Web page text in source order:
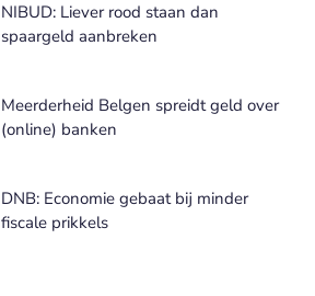
NIBUD: Liever rood staan dan
spaargeld aanbreken
Meerderheid Belgen spreidt geld over
(online) banken
DNB: Economie gebaat bij minder
fiscale prikkels